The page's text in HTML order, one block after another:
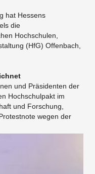
hat Hessens
die
Hochschulen,
(HfG) Offenbach,
und Präsidenten der
Hochschulpakt im
und Forschung,
wegen der